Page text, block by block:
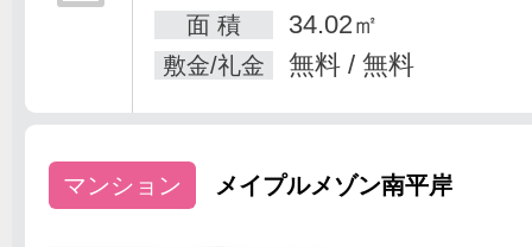
面 積 34.02㎡
敷金/礼金 無料 / 無料
マンション メイプルメゾン南平岸